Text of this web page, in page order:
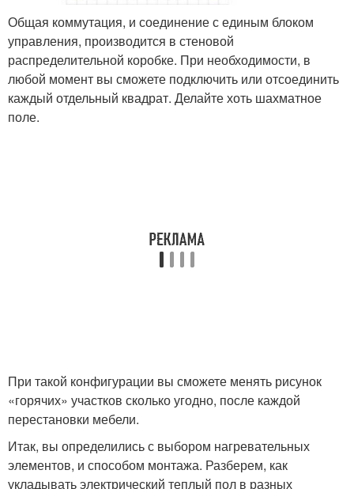
Общая коммутация, и соединение с единым блоком
управления, производится в стеновой
распределительной коробке. При необходимости, в
любой момент вы сможете подключить или отсоединить
каждый отдельный квадрат. Делайте хоть шахматное
поле.
При такой конфигурации вы сможете менять рисунок
«горячих» участков сколько угодно, после каждой
перестановки мебели.
Итак, вы определились с выбором нагревательных
элементов, и способом монтажа. Разберем, как
укладывать электрический теплый пол в разных